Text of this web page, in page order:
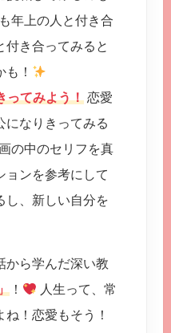
年上の人と付き合
付き合ってみると
！
ってみよう！ 恋愛
になりきってみる
の中のセリフを真
ョンを参考にして
し、新しい自分を
から学んだ深い教
！
人生って、常
！恋愛もそう！